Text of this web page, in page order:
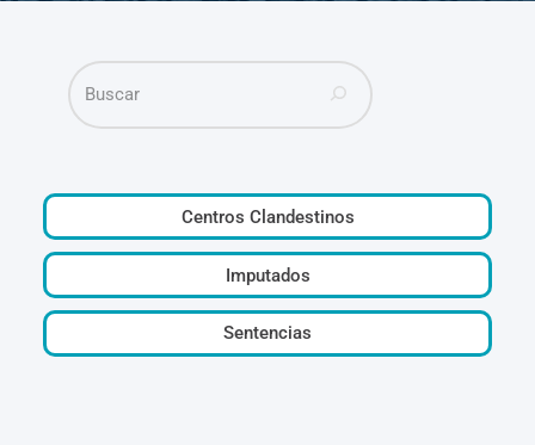
Centros Clandestinos
Imputados
Sentencias